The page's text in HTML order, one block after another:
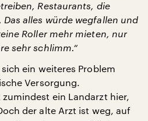
Restaurants, die
alles würde wegfallen und
Roller mehr mieten, nur
sehr schlimm.“
ein weiteres Problem
Versorgung.
ein Landarzt hier,
der alte Arzt ist weg, auf